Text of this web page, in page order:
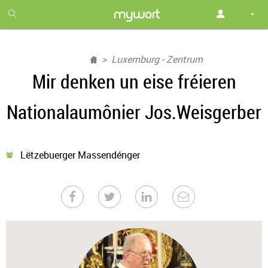
month
free
Luxemburg - Zentrum
Mir denken un eise fréieren
Nationalaumônier Jos.Weisgerber
Lëtzebuerger Massendénger